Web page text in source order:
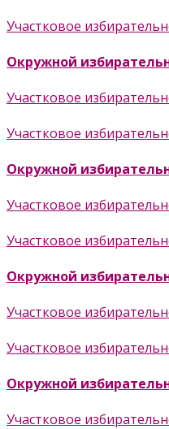
Участковое
Окружной
Участковое
Участковое
Окружной
Участковое
Участковое
Окружной
Участковое
Участковое
Окружной
Участковое